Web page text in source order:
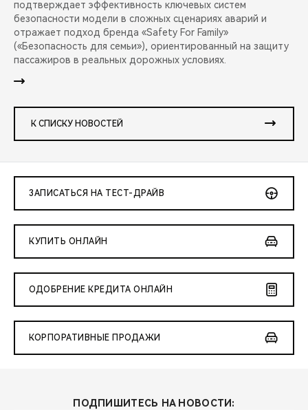
подтверждает эффективность ключевых систем
безопасности модели в сложных сценариях аварий и
отражает подход бренда «Safety For Family»
(«Безопасность для семьи»), ориентированный на защиту
пассажиров в реальных дорожных условиях.
К СПИСКУ НОВОСТЕЙ
ЗАПИСАТЬСЯ НА ТЕСТ-ДРАЙВ
КУПИТЬ ОНЛАЙН
ОДОБРЕНИЕ КРЕДИТА ОНЛАЙН
КОРПОРАТИВНЫЕ ПРОДАЖИ
ПОДПИШИТЕСЬ НА НОВОСТИ: